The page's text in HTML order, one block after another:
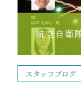
スタッフブログ